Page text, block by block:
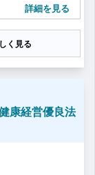
り良いサービ
エンジニアの3部
ます。
に7〜8台の車を
詳細を見る
く見る
康経営優良法